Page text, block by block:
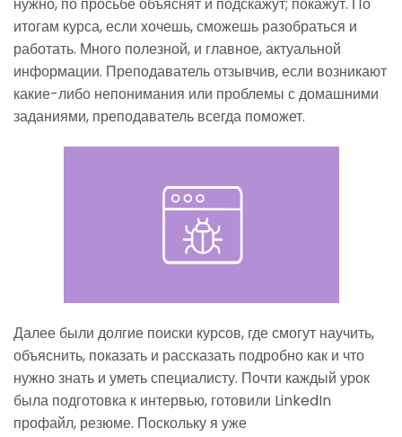
нужно, по просьбе объяснят и подскажут; покажут. По
итогам курса, если хочешь, сможешь разобраться и
работать. Много полезной, и главное, актуальной
информации. Преподаватель отзывчив, если возникают
какие-либо непонимания или проблемы с домашними
заданиями, преподаватель всегда поможет.
Далее были долгие поиски курсов, где смогут научить,
объяснить, показать и рассказать подробно как и что
нужно знать и уметь специалисту. Почти каждый урок
была подготовка к интервью, готовили LinkedIn
профайл, резюме. Поскольку я уже